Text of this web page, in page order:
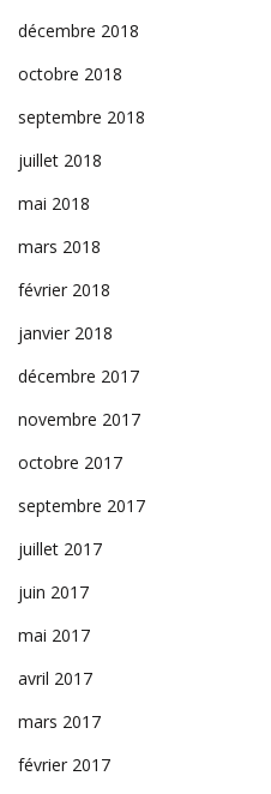
décembre 2018
octobre 2018
septembre 2018
juillet 2018
mai 2018
mars 2018
février 2018
janvier 2018
décembre 2017
novembre 2017
octobre 2017
septembre 2017
juillet 2017
juin 2017
mai 2017
avril 2017
mars 2017
février 2017